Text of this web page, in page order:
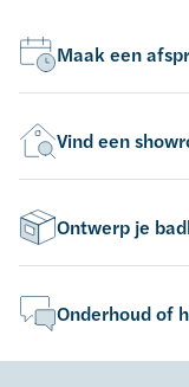
Maak een
Vind een
Ontwerp je
Onderhoud of